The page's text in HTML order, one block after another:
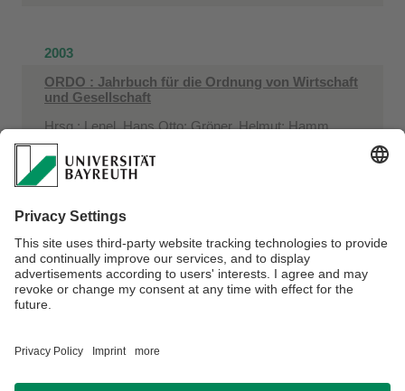
2003
ORDO : Jahrbuch für die Ordnung von Wirtschaft
und Gesellschaft
Hrsg.: Lenel, Hans Otto; Gröner, Helmut; Hamm,
Walter; Heuss, Ernst; Hoppmann, Erich; Kerber,
Wolfgang; Leschke, Martin; Mestmäcker, Ernst-
Joachim; Möschel, Wernhard; Molsberger, Josef;
Oberender, Peter; Sally, Razeen; Schüller, Alfred;
ORDO : Jahrbuch für die Ordnung von Wirtschaft und
2003